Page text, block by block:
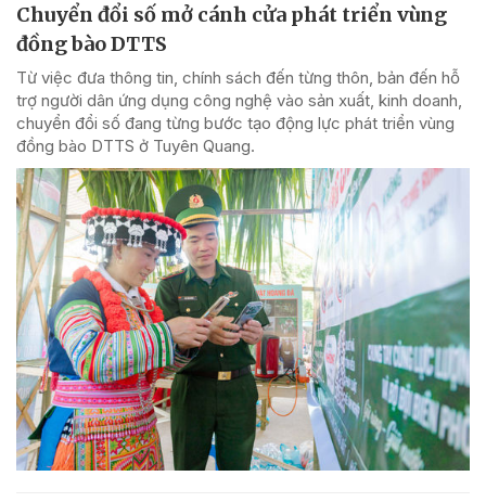
Chuyển đổi số mở cánh cửa phát triển vùng
đồng bào DTTS
Từ việc đưa thông tin, chính sách đến từng thôn, bản đến hỗ
trợ người dân ứng dụng công nghệ vào sản xuất, kinh doanh,
chuyển đổi số đang từng bước tạo động lực phát triển vùng
đồng bào DTTS ở Tuyên Quang.